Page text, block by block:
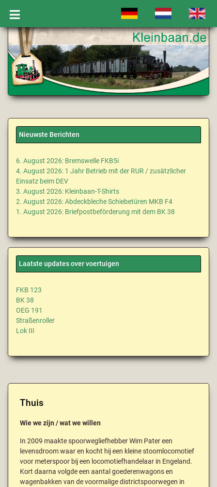
Selecteer de taal
Nieuwste Berichten
6. August 2026: Bremswelle FKB5i
4. August 2026: 1 Jahr Betrieb mit der RUR / zusätzlicher
Einsatz beim DEV
3. August 2026: Kleinbaan-T-Shirts
2. August 2026: Abdeckbleche Schiebetüren MKB F4
1. August 2026: Briefpostbeförderung mit dem BK 38
Laatste updates over voertuigen
FKB 123
BK 38
OEG 191
Straßenroller
Lok III
Thuis
Wie we zijn / wat we willen
In 2009 maakte spoorwegliefhebber Wim Pater een
levensdroom waar en kocht hij een kleine stoomlocomotief
voor meterspoor bij een locomotiefhandelaar in Engeland.
Kort daarna volgde een aantal goederenwagons en
wagenbakken van de voormalige districtspoorwegen in